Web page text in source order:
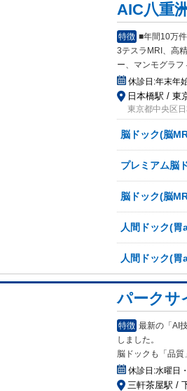
AIC八重
特徴 ■年間10万
3テスラMRI、高
ー、マンモグラフ
休診日:年末年
日本橋駅 / 東
東京都中央区
脳ドック(脳
プレミアム脳
脳ドック(脳
人間ドック(
人間ドック(
パークサ
特徴 最新の「AI
しました。
脳ドックも「品
休診日:水曜日
三軒茶屋駅 /